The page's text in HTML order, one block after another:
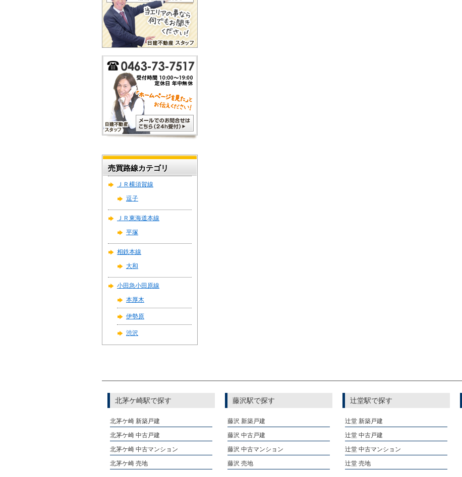
売買路線カテゴリ
ＪＲ横須賀線
逗子
ＪＲ東海道本線
平塚
相鉄本線
大和
小田急小田原線
本厚木
伊勢原
渋沢
北茅ケ崎駅で探す
北茅ケ崎 新築戸建
北茅ケ崎 中古戸建
北茅ケ崎 中古マンション
北茅ケ崎 売地
藤沢駅で探す
藤沢 新築戸建
藤沢 中古戸建
藤沢 中古マンション
藤沢 売地
辻堂駅で探す
辻堂 新築戸建
辻堂 中古戸建
辻堂 中古マンション
辻堂 売地